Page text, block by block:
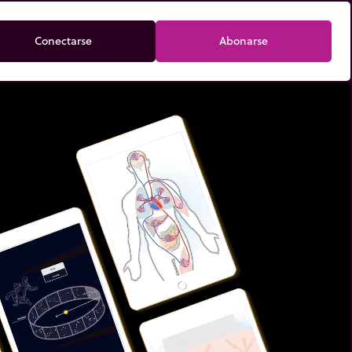
Conectarse Abonarse